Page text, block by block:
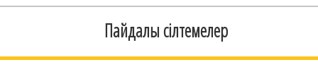
Пайдалы сілтемелер